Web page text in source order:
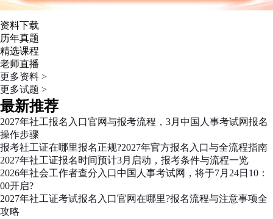
资料下载
历年真题
精选课程
老师直播
更多资料 >
更多试题 >
最新推荐
2027年社工报名入口官网与报考流程，3月中国人事考试网报名
操作步骤
报考社工证在哪里报名正规?2027年官方报名入口与全流程指南
2027年社工证报名时间预计3月启动，报考条件与流程一览
2026年社会工作者查分入口中国人事考试网，将于7月24日10：
00开启?
2027年社工证考试报名入口官网在哪里?报名流程与注意事项全
攻略